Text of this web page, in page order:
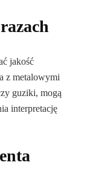
jakość
z metalowymi
guziki, mogą
interpretację